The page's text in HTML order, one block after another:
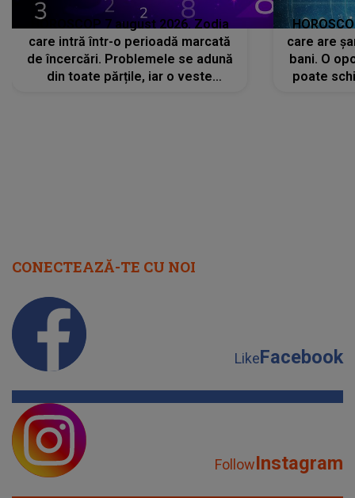
HOROSCOP 7 august 2026. Zodia
care intră într-o perioadă marcată
de încercări. Problemele se adună
din toate părțile, iar o veste
care are
bani. O
poate
CONECTEAZĂ-TE CU NOI
LikeFacebook
FollowInstagram